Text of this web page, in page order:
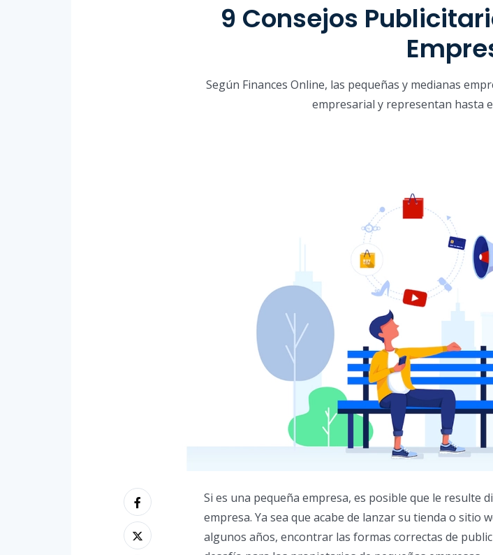
9 Consejos
Según Finances Online, las pequeñas y medianas
empresarial y representan hasta
Si es una pequeña empresa, es posible que le resulte
empresa. Ya sea que acabe de lanzar su tienda o sitio
algunos años, encontrar las formas correctas de